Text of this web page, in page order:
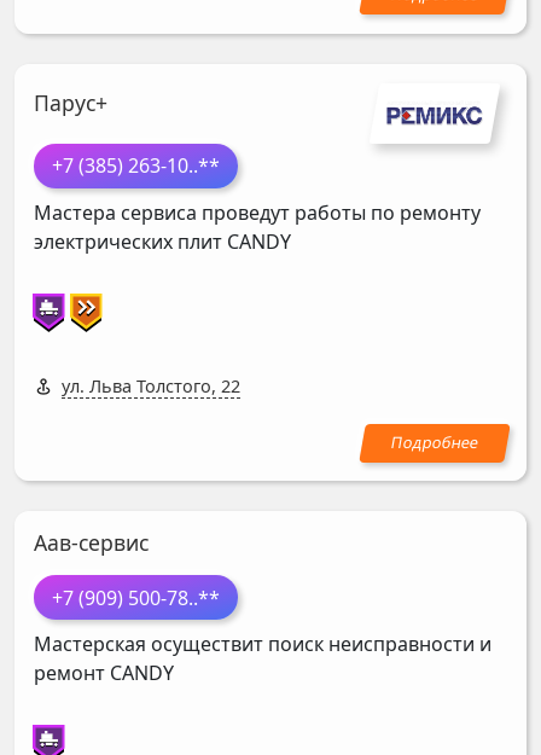
Парус+
+7 (385) 263-10..**
Мастера сервиса проведут работы по ремонту
электрических плит CANDY
ул. Льва Толстого, 22
Аав-сервис
+7 (909) 500-78..**
Мастерская осуществит поиск неисправности и
ремонт CANDY